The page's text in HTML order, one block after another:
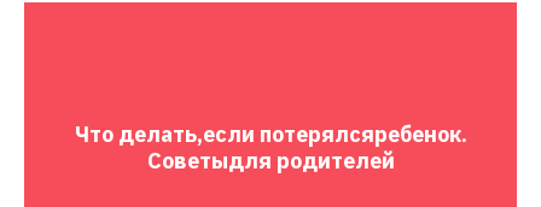
Что делать,если потерялсяребенок.
Советыдля родителей